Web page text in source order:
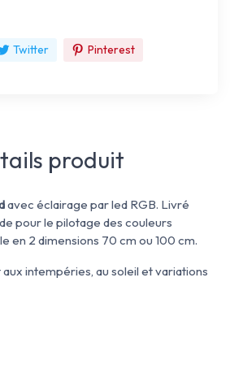
Twitter Pinterest
produit
avec éclairage par led RGB. Livré
pour le pilotage des couleurs
en 2 dimensions 70 cm ou 100 cm.
intempéries, au soleil et variations